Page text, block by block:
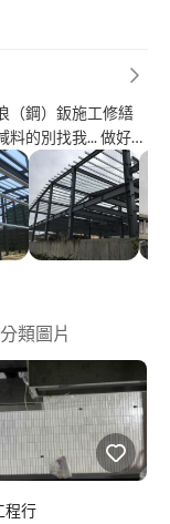
（鋼）鈑施工修繕
的別找我... 做好我
分類圖片
程行